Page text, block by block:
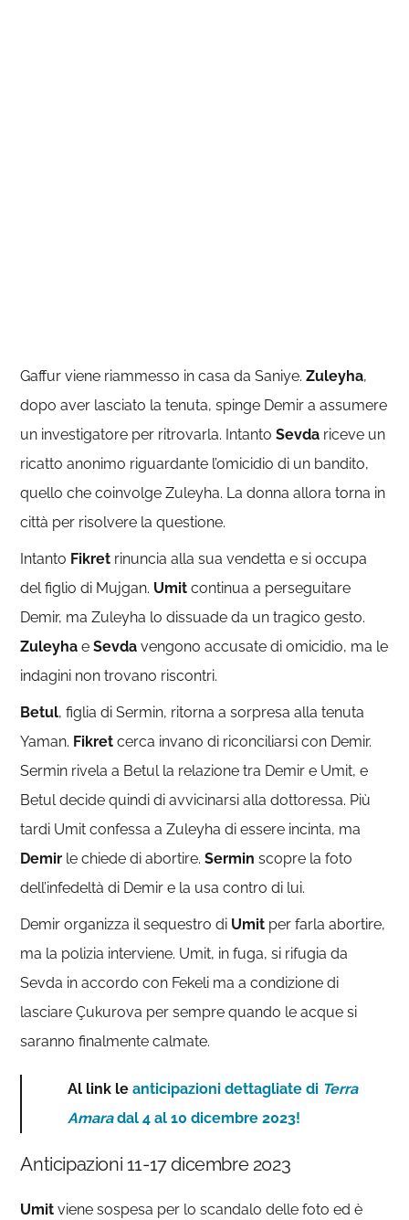
Gaffur viene riammesso in casa da Saniye.Zuleyha,
dopo aver lasciato la tenuta, spinge Demir a assumere
un investigatore per ritrovarla. IntantoSevda riceve un
ricatto anonimo riguardante l’omicidio di un bandito,
quello che coinvolge Zuleyha. La donna allora torna in
città per risolvere la questione.
Intanto Fikret rinuncia alla sua vendetta e si occupa
del figlio di Mujgan. Umit continua a perseguitare
Demir, ma Zuleyha lo dissuade da un tragico gesto.
Zuleyha eSevda vengono accusate di omicidio, ma le
indagini non trovano riscontri.
Betul, figlia di Sermin, ritorna a sorpresa alla tenuta
Yaman. Fikret cerca invano di riconciliarsi con Demir.
Sermin rivela a Betul la relazione tra Demir e Umit, e
Betul decide quindi di avvicinarsi alla dottoressa. Più
tardi Umit confessa a Zuleyha di essere incinta, ma
Demir le chiede di abortire.Sermin scopre la foto
dell’infedeltà di Demir e la usa contro di lui.
Demir organizza il sequestro di Umit per farla abortire,
ma la polizia interviene. Umit, in fuga, si rifugia da
Sevda in accordo con Fekeli ma a condizione di
lasciare Çukurova per sempre quando le acque si
saranno finalmente calmate.
Al link leanticipazioni dettagliate di Terra
Amaradal 4 al 10 dicembre 2023!
Anticipazioni 11-17 dicembre 2023
Umit viene sospesa per lo scandalo delle foto ed è